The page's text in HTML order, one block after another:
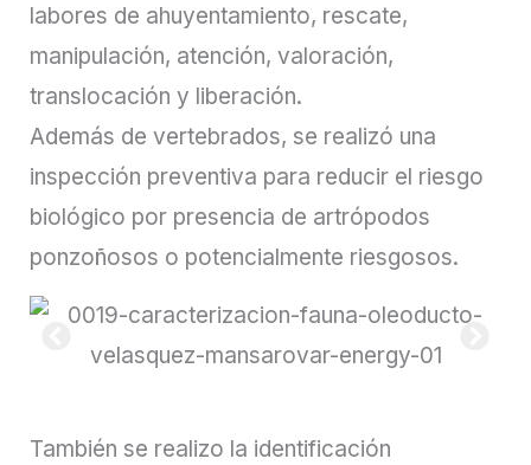
labores de ahuyentamiento, rescate,
manipulación, atención, valoración,
translocación y liberación.
Además de vertebrados, se realizó una
inspección preventiva para reducir el riesgo
biológico por presencia de artrópodos
ponzoñosos o potencialmente riesgosos.
También se realizo la identificación